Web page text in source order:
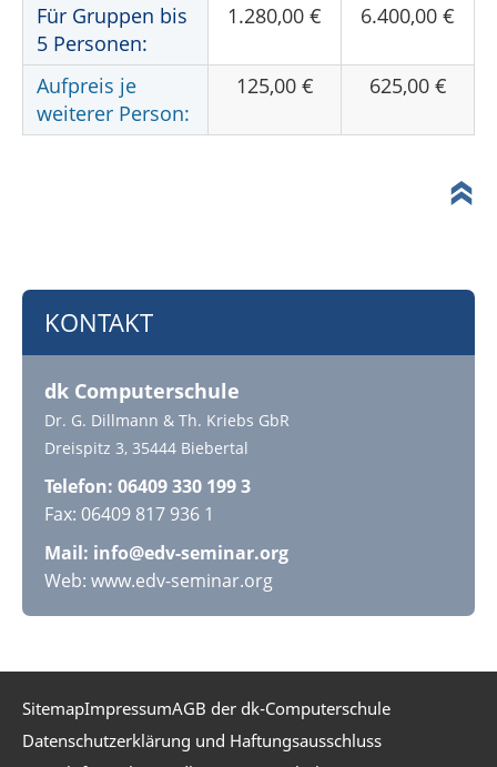
Für Gruppen bis
5 Personen:
1.280,00 € 6.400,00 €
Aufpreis je
weiterer Person:
125,00 € 625,00 €
KONTAKT
dk Computerschule
Dr. G. Dillmann & Th. Kriebs GbR
Dreispitz 3, 35444 Biebertal
Telefon: 06409 330 199 3
Fax: 06409 817 936 1
Mail: info@edv-seminar.org
Web: www.edv-seminar.org
SitemapImpressumAGB der dk-Computerschule
Datenschutzerklärung und Haftungsausschluss